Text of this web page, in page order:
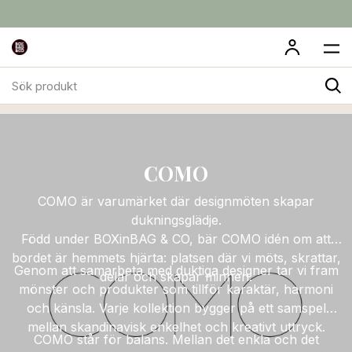
produktCOMO
COMO
COMO är varumärket där designmöten skapar
dukningsglädje.
Född under BOXinBAG & CO, bär COMO idén om att
bordet är hemmets hjärta: platsen där vi möts, skrattar,
delar och skapar minnen.
Genom att samarbeta med duktiga designer tar vi fram
mönster och produkter som tillför karaktär, harmoni
och känsla. Varje kollektion bygger på ett samspel
mellan skandinavisk enkelhet och kreativt uttryck.
COMO står för balans. Mellan det enkla och det